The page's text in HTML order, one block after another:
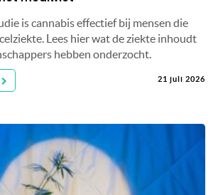
is cannabis effectief bij mensen die
Lees hier wat de ziekte inhoudt
hebben onderzocht.
21 juli 2026